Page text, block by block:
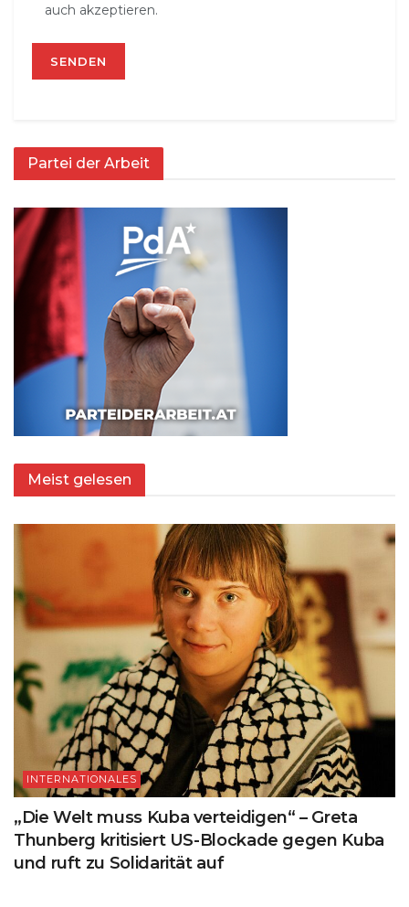
auch akzeptieren.
Partei der Arbeit
Meist gelesen
INTERNATIONALES
„Die Welt muss Kuba verteidigen“ – Greta
Thunberg kritisiert US-Blockade gegen Kuba
und ruft zu Solidarität auf